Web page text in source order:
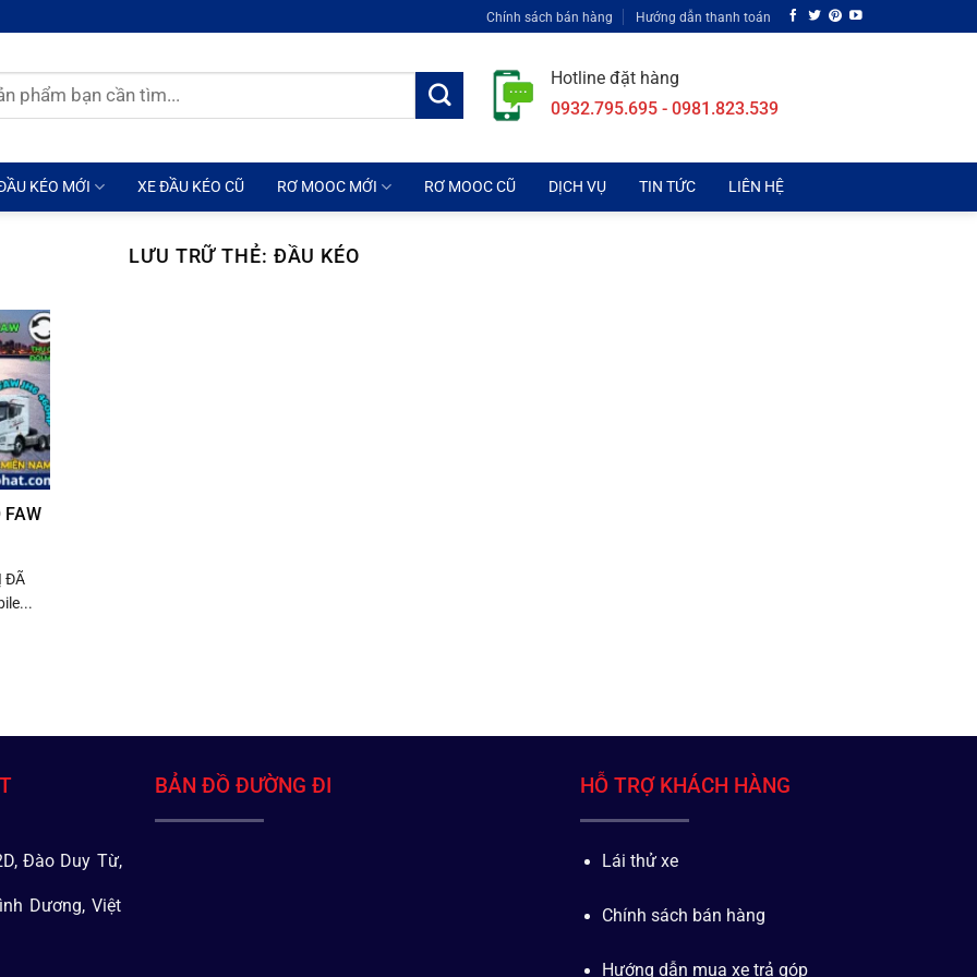
Chính sách bán hàng Hướng dẫn thanh toán
Hotline đặt hàng
0932.795.695 - 0981.823.539
KÉO MỚI XE ĐẦU KÉO CŨ RƠ MOOC MỚI RƠ MOOC CŨ DỊCH VỤ TIN TỨC LIÊN HỆ
LƯU TRỮ THẺ: ĐẦU KÉO
FAW
ĐÃ
Đào Duy Từ,
Dương, Việt
BẢN ĐỒ ĐƯỜNG ĐI HỖ TRỢ KHÁCH HÀNG
Lái thử xe
Chính sách bán hàng
Hướng dẫn mua xe trả góp